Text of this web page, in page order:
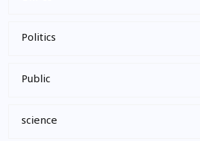
Politics
Public
science